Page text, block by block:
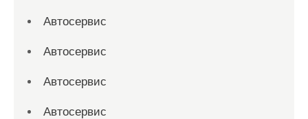
Автосервис
Автосервис
Автосервис
Автосервис